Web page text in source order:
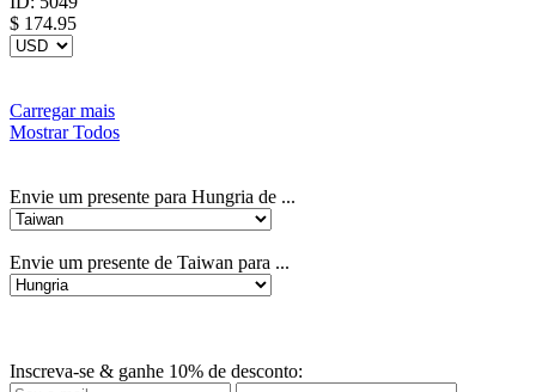
$ 174.95
Carregar mais
Mostrar Todos
Envie um presente para Hungria de ...
Envie um presente de Taiwan para ...
Inscreva-se & ganhe 10% de desconto: